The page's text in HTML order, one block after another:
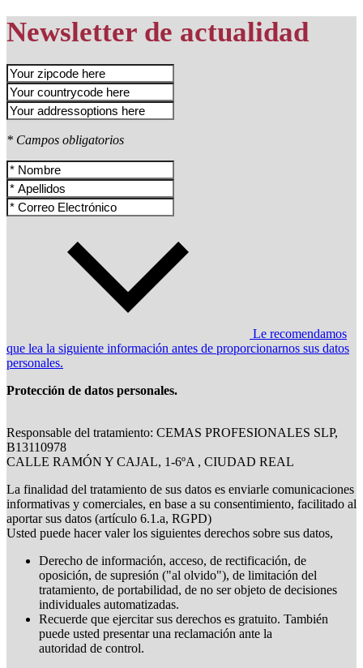
Newsletter de actualidad
* Campos obligatorios
Le recomendamos
que lea la siguiente información antes de proporcionarnos sus datos
personales.
Protección de datos personales.
Responsable del tratamiento: CEMAS PROFESIONALES SLP,
B13110978
CALLE RAMÓN Y CAJAL, 1-6ºA , CIUDAD REAL
La finalidad del tratamiento de sus datos es enviarle comunicaciones
informativas y comerciales, en base a su consentimiento, facilitado al
aportar sus datos (artículo 6.1.a, RGPD)
Usted puede hacer valer los siguientes derechos sobre sus datos,
Derecho de información, acceso, de rectificación, de
oposición, de supresión ("al olvido"), de limitación del
tratamiento, de portabilidad, de no ser objeto de decisiones
individuales automatizadas.
Recuerde que ejercitar sus derechos es gratuito. También
puede usted presentar una reclamación ante la
autoridad de control.